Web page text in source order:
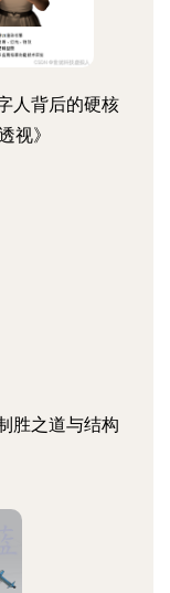
人背后的硬核
视》
胜之道与结构